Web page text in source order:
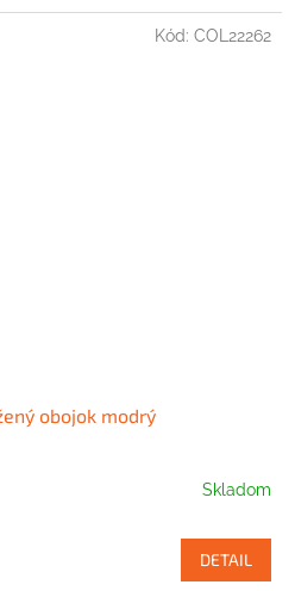
obojok modrý
Skladom
DETAIL
Kód: COL22262